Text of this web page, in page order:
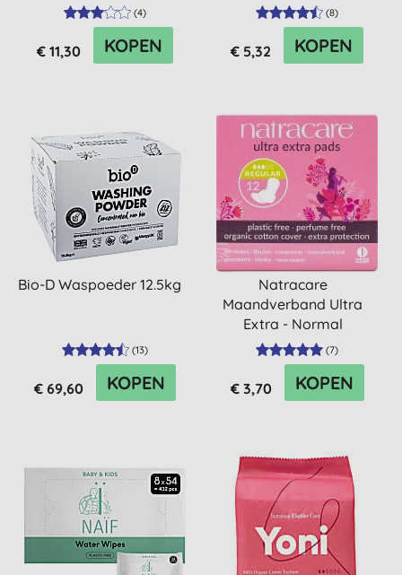
(4)
€ 11,30 KOPEN
(8)
€ 5,32 KOPEN
Bio-D Waspoeder 12.5kg
(13)
€ 69,60 KOPEN
Natracare
Maandverband Ultra
Extra - Normal
(7)
€ 3,70 KOPEN